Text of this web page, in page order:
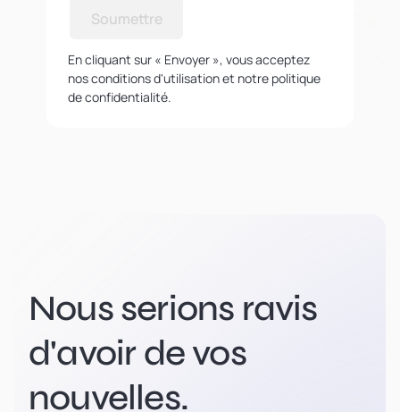
Soumettre
En cliquant sur « Envoyer », vous acceptez
nos conditions d'utilisation et notre politique
de confidentialité.
Nous serions ravis
d'avoir de vos
nouvelles.